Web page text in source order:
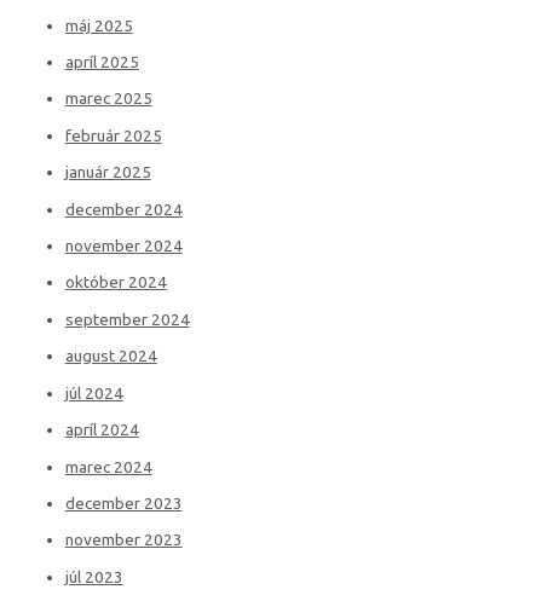
máj 2025
apríl 2025
marec 2025
február 2025
január 2025
december 2024
november 2024
október 2024
september 2024
august 2024
júl 2024
apríl 2024
marec 2024
december 2023
november 2023
júl 2023